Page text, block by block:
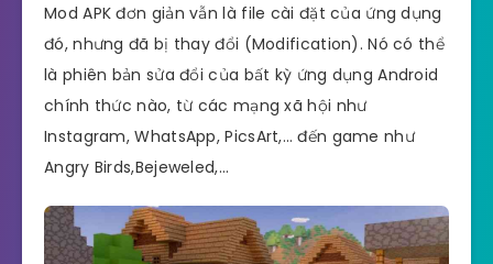
Mod APK đơn giản vẫn là file cài đặt của ứng dụng
đó, nhưng đã bị thay đổi (Modification). Nó có thể
là phiên bản sửa đổi của bất kỳ ứng dụng Android
chính thức nào, từ các mạng xã hội như
Instagram, WhatsApp, PicsArt,… đến game như
Angry Birds,Bejeweled,…